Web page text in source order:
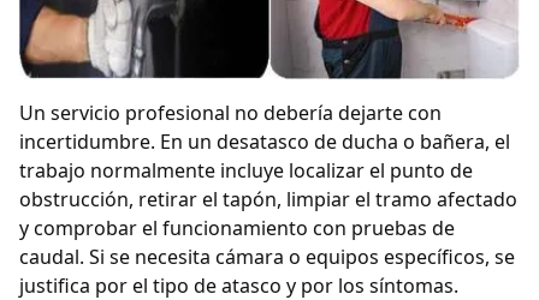
Un servicio profesional no debería dejarte con
incertidumbre. En un desatasco de ducha o bañera, el
trabajo normalmente incluye localizar el punto de
obstrucción, retirar el tapón, limpiar el tramo afectado
y comprobar el funcionamiento con pruebas de
caudal. Si se necesita cámara o equipos específicos, se
justifica por el tipo de atasco y por los síntomas.